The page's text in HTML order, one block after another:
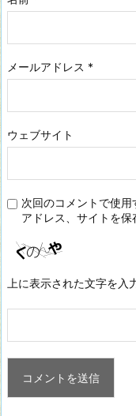
メールアドレス *
ウェブサイト
次回のコメントで使
アドレス、サイトを保
上に表示された文字を入